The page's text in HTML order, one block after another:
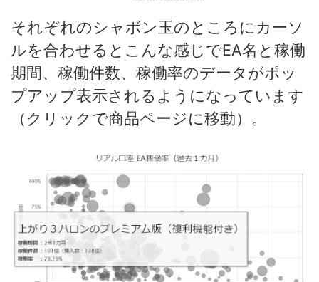
それぞれのシャボン玉のところにカーソ
ルを合わせるとこんな感じでEA名と稼働
期間、稼働件数、稼働率のデータがポッ
プアップ表示されるようになっています
（クリックで商品ページに移動）。